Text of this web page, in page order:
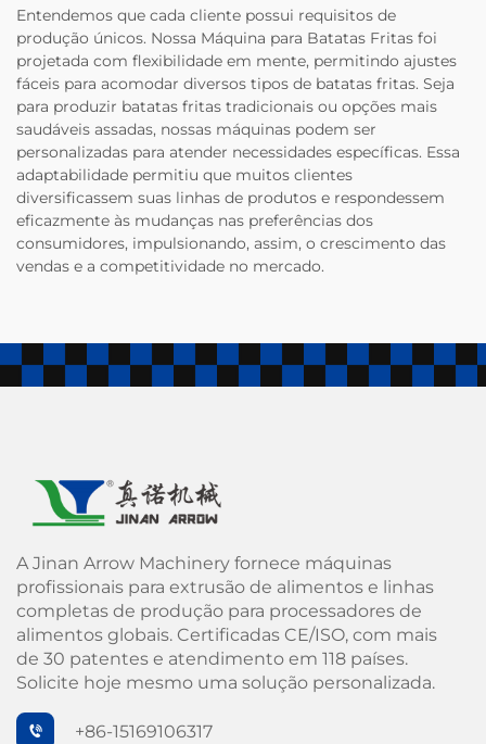
Entendemos que cada cliente possui requisitos de
produção únicos. Nossa Máquina para Batatas Fritas foi
projetada com flexibilidade em mente, permitindo ajustes
fáceis para acomodar diversos tipos de batatas fritas. Seja
para produzir batatas fritas tradicionais ou opções mais
saudáveis assadas, nossas máquinas podem ser
personalizadas para atender necessidades específicas. Essa
adaptabilidade permitiu que muitos clientes
diversificassem suas linhas de produtos e respondessem
eficazmente às mudanças nas preferências dos
consumidores, impulsionando, assim, o crescimento das
vendas e a competitividade no mercado.
A Jinan Arrow Machinery fornece máquinas
profissionais para extrusão de alimentos e linhas
completas de produção para processadores de
alimentos globais. Certificadas CE/ISO, com mais
de 30 patentes e atendimento em 118 países.
Solicite hoje mesmo uma solução personalizada.
+86-15169106317